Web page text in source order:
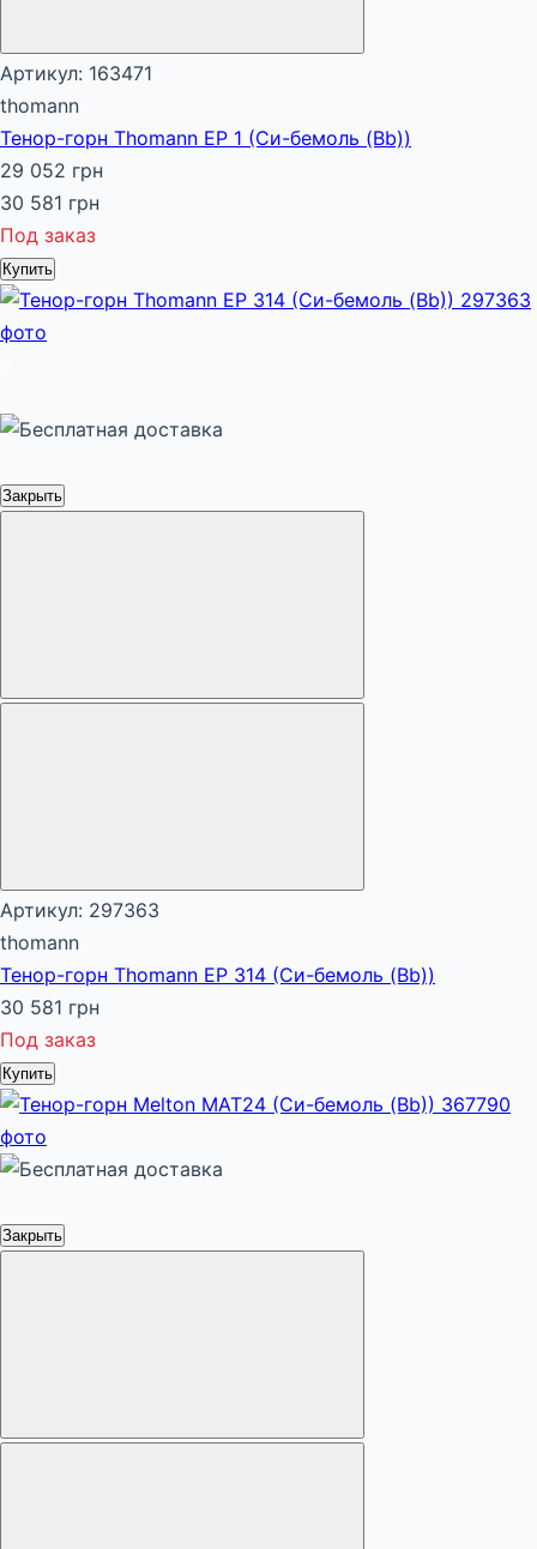
Артикул: 163471
thomann
Тенор-горн Thomann EP 1 (Си-бемоль (Bb))
29 052 грн
30 581 грн
Под заказ
Купить
Закрыть
Артикул: 297363
thomann
Тенор-горн Thomann EP 314 (Си-бемоль (Bb))
30 581 грн
Под заказ
Купить
Закрыть